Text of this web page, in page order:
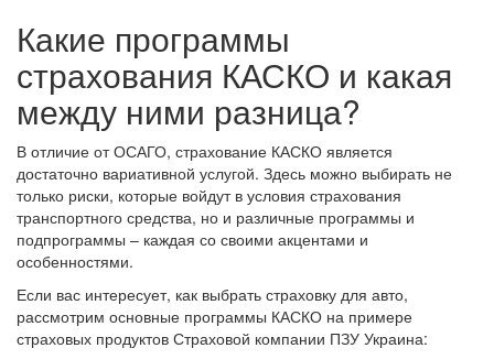
Какие программы
страхования КАСКО и какая
между ними разница?
В отличие от ОСАГО, страхование КАСКО является
достаточно вариативной услугой. Здесь можно выбирать не
только риски, которые войдут в условия страхования
транспортного средства, но и различные программы и
подпрограммы – каждая со своими акцентами и
особенностями.
Если вас интересует, как выбрать страховку для авто,
рассмотрим основные программы КАСКО на примере
страховых продуктов Страховой компании ПЗУ Украина: